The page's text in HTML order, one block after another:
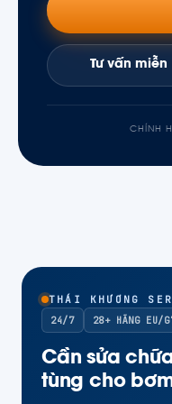
Tư vấn miễn
CHÍNH
THÁI KHƯƠNG
24/7
28+ HÃNG EU/
Cần sửa
tùng cho